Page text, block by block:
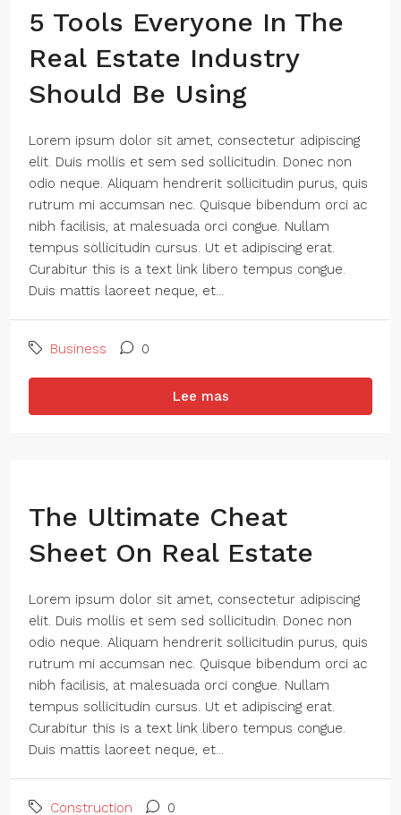
5 Tools Everyone In The
Real Estate Industry
Should Be Using
Lorem ipsum dolor sit amet, consectetur adipiscing
elit. Duis mollis et sem sed sollicitudin. Donec non
odio neque. Aliquam hendrerit sollicitudin purus, quis
rutrum mi accumsan nec. Quisque bibendum orci ac
nibh facilisis, at malesuada orci congue. Nullam
tempus sollicitudin cursus. Ut et adipiscing erat.
Curabitur this is a text link libero tempus congue.
Duis mattis laoreet neque, et...
Business 0
Lee mas
The Ultimate Cheat
Sheet On Real Estate
Lorem ipsum dolor sit amet, consectetur adipiscing
elit. Duis mollis et sem sed sollicitudin. Donec non
odio neque. Aliquam hendrerit sollicitudin purus, quis
rutrum mi accumsan nec. Quisque bibendum orci ac
nibh facilisis, at malesuada orci congue. Nullam
tempus sollicitudin cursus. Ut et adipiscing erat.
Curabitur this is a text link libero tempus congue.
Duis mattis laoreet neque, et...
Construction 0